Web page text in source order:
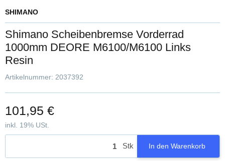
SHIMANO
Shimano Scheibenbremse Vorderrad
1000mm DEORE M6100/M6100 Links
Resin
Artikelnummer: 2037392
101,95 €
inkl. 19% USt.
Stk In den Warenkorb